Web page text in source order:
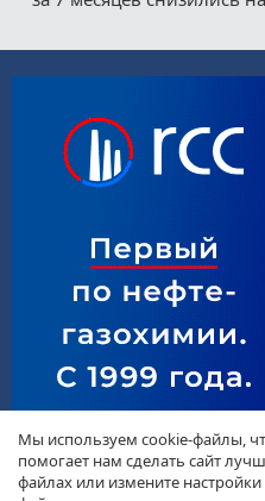
Мы используем cookie-файлы,
помогает нам сделать сайт
файлах или измените